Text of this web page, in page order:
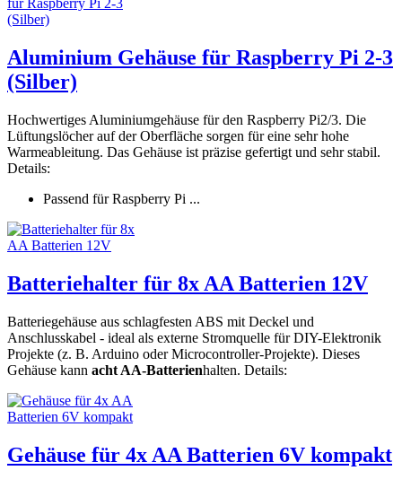
Aluminium Gehäuse für Raspberry Pi 2-3
(Silber)
Hochwertiges Aluminiumgehäuse für den Raspberry Pi2/3. Die
Lüftungslöcher auf der Oberfläche sorgen für eine sehr hohe
Warmeableitung. Das Gehäuse ist präzise gefertigt und sehr stabil.
Details:
Passend für Raspberry Pi ...
Batteriehalter für 8x AA Batterien 12V
Batteriegehäuse aus schlagfesten ABS mit Deckel und
Anschlusskabel - ideal als externe Stromquelle für DIY-Elektronik
Projekte (z. B. Arduino oder Microcontroller-Projekte). Dieses
Gehäuse kann acht AA-Batterienhalten. Details:
Gehäuse für 4x AA Batterien 6V kompakt